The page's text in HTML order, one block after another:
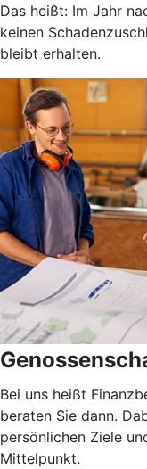
Das heißt: Im Jahr
keinen
bleibt erhalten.
Bei uns heißt
beraten Sie dann.
persönlichen Ziele
Mittelpunkt.